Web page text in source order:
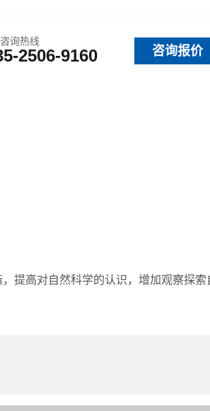
咨询报价
询热线
2506-9160
提高对自然科学的认识，增加观察探索